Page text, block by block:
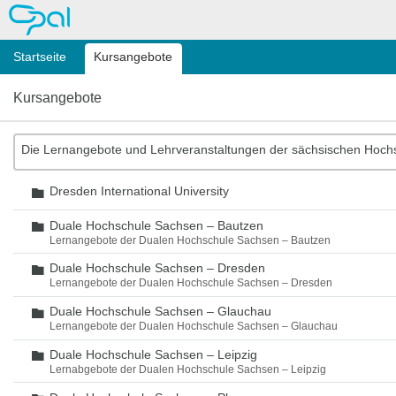
OPAL
Startseite Kursangebote
Kursangebote
Die Lernangebote und Lehrveranstaltungen der sächsischen
Ordner
Dresden International University
Ordner
Duale Hochschule Sachsen – Bautzen
Lernangebote der Dualen Hochschule Sachsen – Bautzen
Ordner
Duale Hochschule Sachsen – Dresden
Lernangebote der Dualen Hochschule Sachsen – Dresden
Ordner
Duale Hochschule Sachsen – Glauchau
Lernangebote der Dualen Hochschule Sachsen – Glauchau
Ordner
Duale Hochschule Sachsen – Leipzig
Lernabgebote der Dualen Hochschule Sachsen – Leipzig